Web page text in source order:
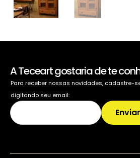
A Teceart gostaria de te
Para receber nossas novidades, cadastre-
digitando seu email:
Enviar